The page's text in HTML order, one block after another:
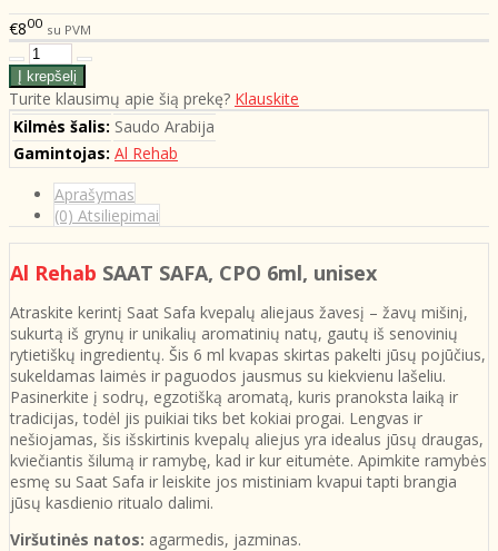
€800 su PVM
Turite klausimų apie šią prekę? Klauskite
Kilmės šalis: Saudo Arabija
Gamintojas: Al Rehab
Aprašymas
(0) Atsiliepimai
Al Rehab SAAT SAFA, CPO 6ml, unisex
Atraskite kerintį Saat Safa kvepalų aliejaus žavesį – žavų mišinį,
sukurtą iš grynų ir unikalių aromatinių natų, gautų iš senovinių
rytietiškų ingredientų. Šis 6 ml kvapas skirtas pakelti jūsų pojūčius,
sukeldamas laimės ir paguodos jausmus su kiekvienu lašeliu.
Pasinerkite į sodrų, egzotišką aromatą, kuris pranoksta laiką ir
tradicijas, todėl jis puikiai tiks bet kokiai progai. Lengvas ir
nešiojamas, šis išskirtinis kvepalų aliejus yra idealus jūsų draugas,
kviečiantis šilumą ir ramybę, kad ir kur eitumėte. Apimkite ramybės
esmę su Saat Safa ir leiskite jos mistiniam kvapui tapti brangia
jūsų kasdienio ritualo dalimi.
Viršutinės natos: agarmedis, jazminas.